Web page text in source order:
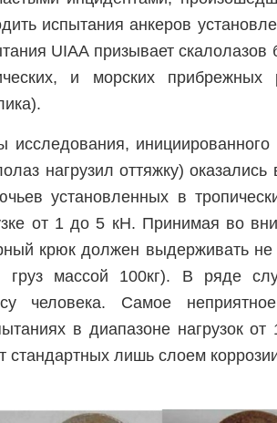
испытания анкеров
UIAA призывает
и морских прибрежных
исследования,
нагрузил оттяжку)
установленных в
от 1 до 5 кН. Принимая во
крюк должен выдерживать
груз массой 100кг). В ряде
человека. Самое
в диапазоне нагрузок
стандартных лишь слоем